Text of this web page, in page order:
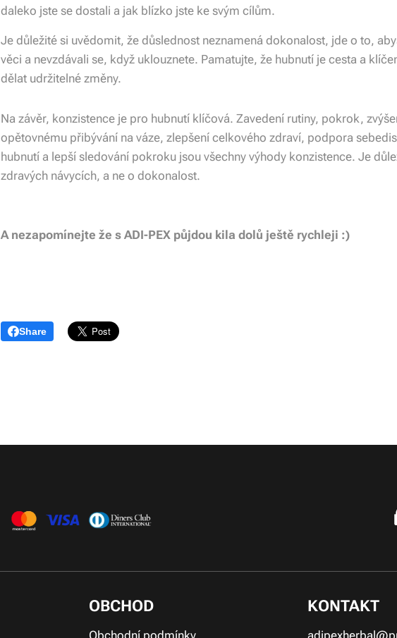
daleko jste se dostali a jak blízko jste ke svým cílům.
Je důležité si uvědomit, že důslednost neznamená dokonalost, jde o to,
věci a nevzdávali se, když uklouznete. Pamatujte, že hubnutí je cesta a
dělat udržitelné změny.
Na závěr, konzistence je pro hubnutí klíčová. Zavedení rutiny, pokrok,
opětovnému přibývání na váze, zlepšení celkového zdraví, podpora
hubnutí a lepší sledování pokroku jsou všechny výhody konzistence. Je
zdravých návycích, a ne o dokonalost.
A nezapomínejte že s ADI-PEX půjdou kila dolů ještě rychleji :)
Share
OBCHOD KONTAKT